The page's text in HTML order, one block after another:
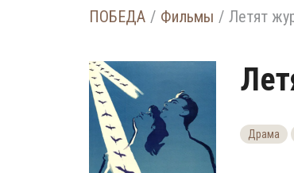
ПОБЕДА Фильмы Летят
Драма